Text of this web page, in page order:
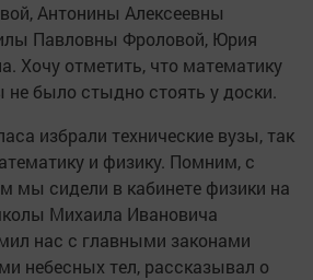
Антонины Алексеевны
Павловны Фроловой, Юрия
Хочу отметить, что математику
не было стыдно стоять у доски.
избрали технические вузы, так
и физику. Помним, с
мы сидели в кабинете физики на
Михаила Ивановича
нас с главными законами
небесных тел, рассказывал о